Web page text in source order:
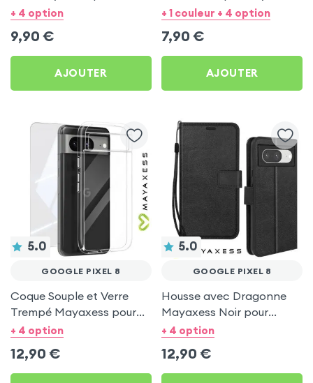
Google Pixel 8
+ 4 option
9,90 €
AJOUTER
pour Google Pixel 8
+ 1 couleur + 4 option
7,90 €
AJOUTER
5.0
GOOGLE PIXEL 8
Coque Souple et Verre
Trempé Mayaxess pour
Google Pixel 8
+ 4 option
12,90 €
5.0
GOOGLE PIXEL 8
Housse avec Dragonne
Mayaxess Noir pour
Google Pixel 8
+ 4 option
12,90 €